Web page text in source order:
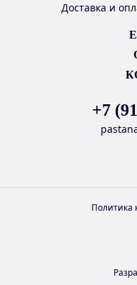
Доставка и
+7
Политика